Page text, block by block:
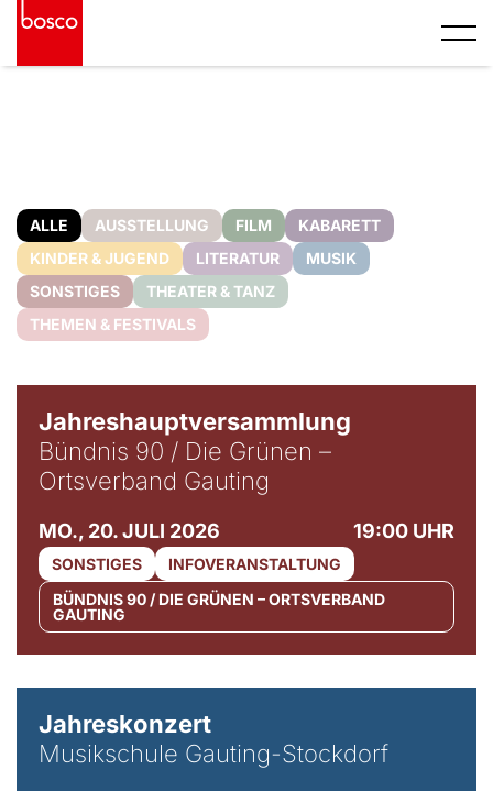
ALLE AUSSTELLUNG FILM
KABARETT
KINDER & JUGEND
LITERATUR
MUSIK
SONSTIGES
THEATER & TANZ
THEMEN & FESTIVALS
Jahreshauptversammlung
Bündnis 90 / Die Grünen –
Ortsverband Gauting
MO., 20. JULI 2026 19:00 UHR
SONSTIGES
INFOVERANSTALTUNG
BÜNDNIS 90 / DIE GRÜNEN – ORTSVERBAND
GAUTING
Jahreskonzert
Musikschule Gauting-Stockdorf